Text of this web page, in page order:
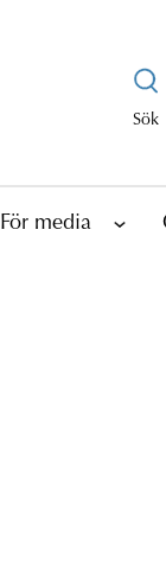
Sök
För media